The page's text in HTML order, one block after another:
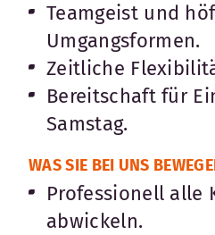
Teamgeist und
Umgangsformen.
Zeitliche
Bereitschaft für
Samstag.
WAS SIE BEI UNS
Professionell alle
abwickeln.